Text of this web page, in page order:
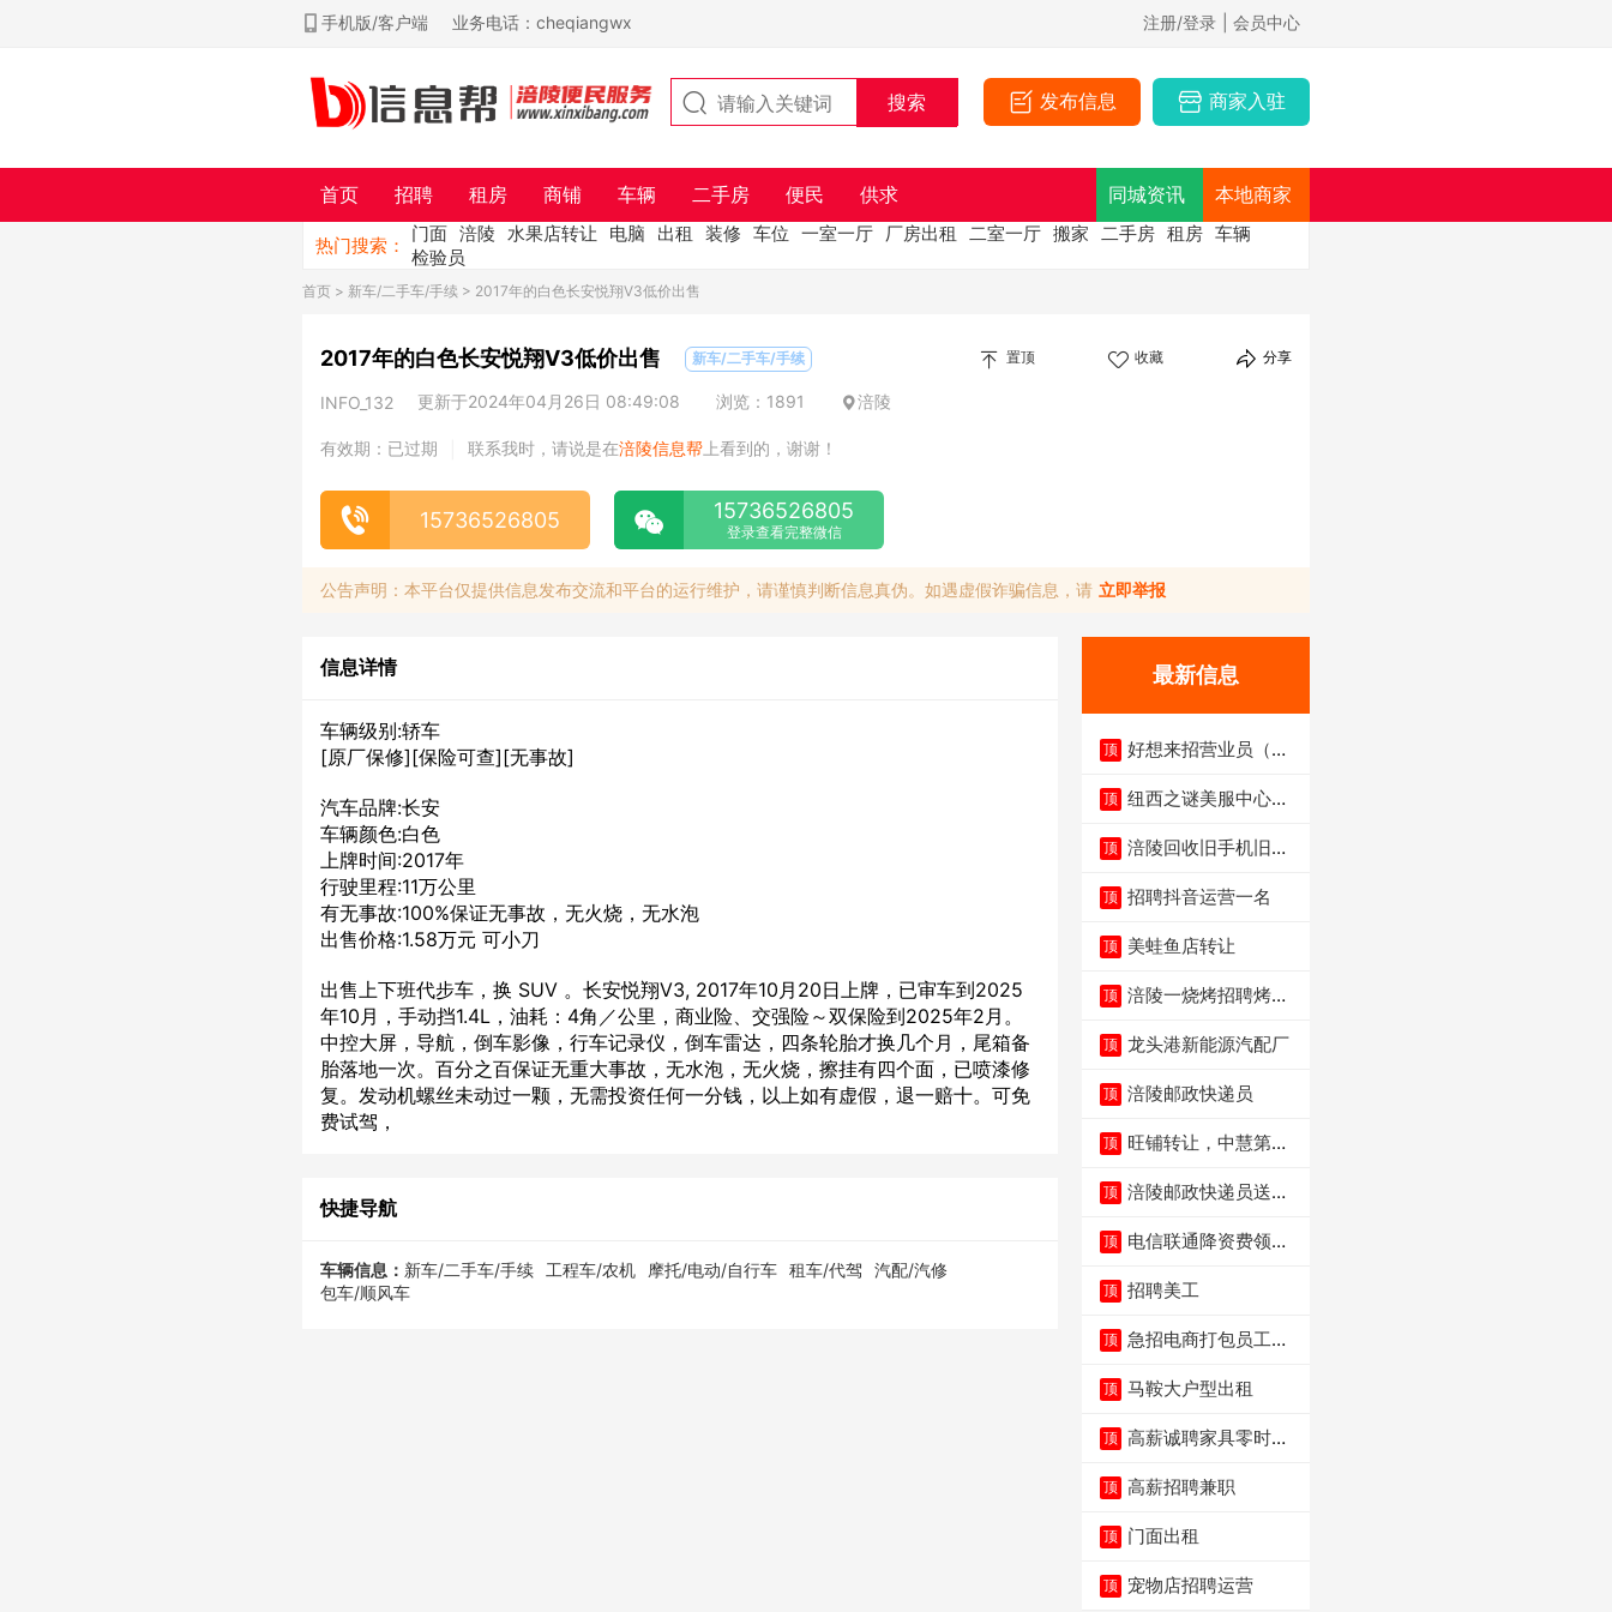
手机版/客户端 业务电话：cheqiangwx 注册/登录 | 会员中心
发布信息 商家入驻
首页 招聘 租房 商铺 车辆 二手房 便民 供求 同城资讯 本地商家
热门搜索：
门面 涪陵 水果店转让 电脑 出租 装修 车位 一室一厅 厂房出租 二室一厅 搬家 二手房 租房 车辆
检验员
首页 > 新车/二手车/手续 > 2017年的白色长安悦翔V3低价出售
2017年的白色长安悦翔V3低价出售 新车/二手车/手续 置顶 收藏 分享
INFO_132 更新于2024年04月26日 08:49:08 浏览：1891 涪陵
有效期：已过期 联系我时，请说是在涪陵信息帮 上看到的，谢谢！
15736526805 15736526805
登录查看完整微信
公告声明：本平台仅提供信息发布交流和平台的运行维护，请谨慎判断信息真伪。如遇虚假诈骗信息，请 立即举报
信息详情
车辆级别:轿车
[原厂保修][保险可查][无事故]
汽车品牌:长安
车辆颜色:白色
上牌时间:2017年
行驶里程:11万公里
有无事故:100%保证无事故，无火烧，无水泡
出售价格:1.58万元 可小刀
出售上下班代步车，换 SUV 。长安悦翔V3, 2017年10月20日上牌，已审车到2025
年10月，手动挡1.4L，油耗：4角／公里，商业险、交强险～双保险到2025年2月。
中控大屏，导航，倒车影像，行车记录仪，倒车雷达，四条轮胎才换几个月，尾箱备
胎落地一次。百分之百保证无重大事故，无水泡，无火烧，擦挂有四个面，已喷漆修
复。发动机螺丝未动过一颗，无需投资任何一分钱，以上如有虚假，退一赔十。可免
费试驾，
快捷导航
车辆信息： 新车/二手车/手续 工程车/农机 摩托/电动/自行车 租车/代驾
汽配/汽修
包车/顺风车
最新信息
顶 好想来招营业员（不
顶 纽西之谜美服中心招
顶 涪陵回收旧手机旧电
顶 招聘抖音运营一名
顶 美蛙鱼店转让
顶 涪陵一烧烤招聘烤工
顶 龙头港新能源汽配厂
顶 涪陵邮政快递员
顶 旺铺转让，中慧第一
顶 涪陵邮政快递员送货
顶 电信联通降资费领价
顶 招聘美工
顶 急招电商打包员工作
顶 马鞍大户型出租
顶 高薪诚聘家具零时促
顶 高薪招聘兼职
顶 门面出租
顶 宠物店招聘运营